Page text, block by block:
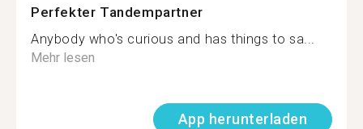
Perfekter Tandempartner
Anybody who's curious and has things to sa...
Mehr lesen
App herunterladen